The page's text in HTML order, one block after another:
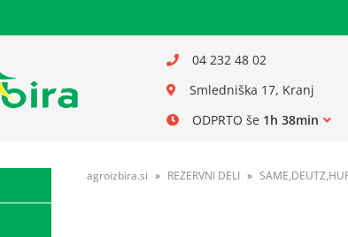
04 232 48 02
Smledniška 17, Kranj
ODPRTO še 1h 38min
agroizbira.si REZERVNI DELI